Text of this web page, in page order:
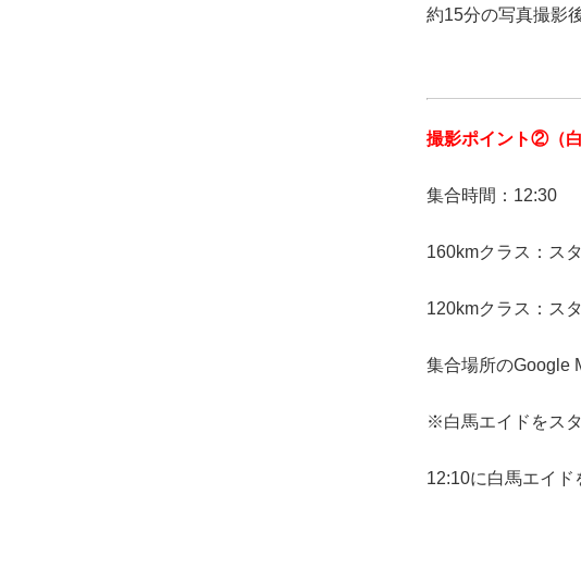
約15分の写真撮影
撮影ポイント②（
集合時間：12:30
160kmクラス：ス
120kmクラス：ス
集合場所のGoogle
※白馬エイドをス
12:10に白馬エイ